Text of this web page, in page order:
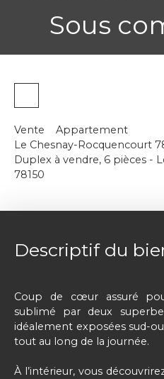
Sous
Vente
Appartement
Le Chesnay-Rocquencourt
Duplex à vendre, 6 pièces -
78150
Descriptif du
Coup de cœur assuré
sublimé par deux
idéalement exposées sud-
tout au long de la journée.
À l’intérieur, vous